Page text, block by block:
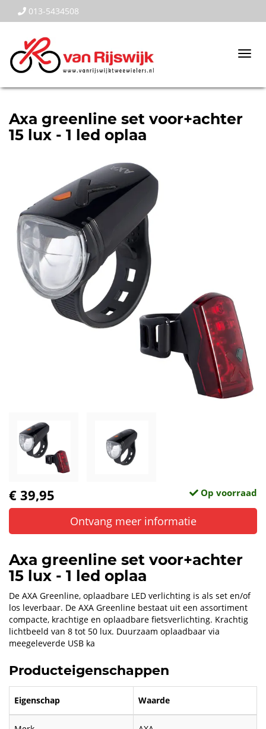
013-5434508
Axa greenline set voor+achter
15 lux - 1 led oplaa
€ 39,95 Op voorraad
Ontvang meer informatie
Axa greenline set voor+achter
15 lux - 1 led oplaa
De AXA Greenline, oplaadbare LED verlichting is als set en/of
los leverbaar. De AXA Greenline bestaat uit een assortiment
compacte, krachtige en oplaadbare fietsverlichting. Krachtig
lichtbeeld van 8 tot 50 lux. Duurzaam oplaadbaar via
meegeleverde USB ka
Producteigenschappen
Eigenschap Waarde